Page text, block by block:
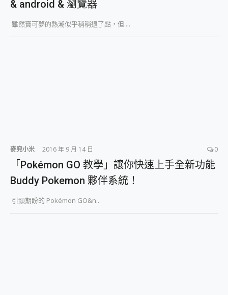
& android & 瀏覽器
雖然寶可夢的熱潮似乎稍稍退了點，但....
麥兜小米 2016 年 9 月 14 日 0
「Pokémon GO 教學」讓你快速上手全新功能
Buddy Pokemon 夥伴系統！
引頸期盼的 Pokémon GO&n...